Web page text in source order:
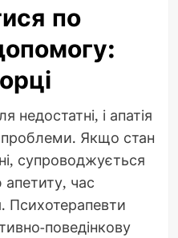
по
недостатні, і апатія
проблеми. Якщо стан
супроводжується
час
Психотерапевти
поведінкову